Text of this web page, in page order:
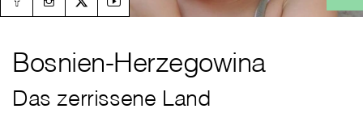
Bosnien-Herzegowina
Das zerrissene Land